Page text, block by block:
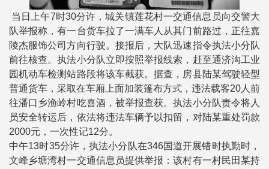
当日上午7时30分许，城关镇莲花村一交通信息员向交警大
队举报称，有一台货车拉了一满车人从其门前路过，正往嘉
陵杰服饰公司方向行驶。接报后，大队迅速指令执法小分队
前往核查。执法小分队立即按照举报线索，赶至通济沟工业
园机动车检测站路段将该车截获。据查，房县陆某驾驶轻型
普通货车，采取在车厢上面加装篷布方式，违法载客20人前
往潘口乡渔岭村吃喜酒，被举报查获。执法小分队责令将人
员安全转运后，依法将违法车辆予以扣留，对陆某重处罚款
2000元，一次性记12分。
中午13时35分许，执法小分队在346国道开展错时执勤时，
文峰乡塘湾村一交通信息员提供举报：该村有一村民田某持